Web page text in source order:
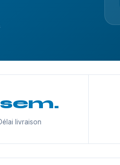
livraison